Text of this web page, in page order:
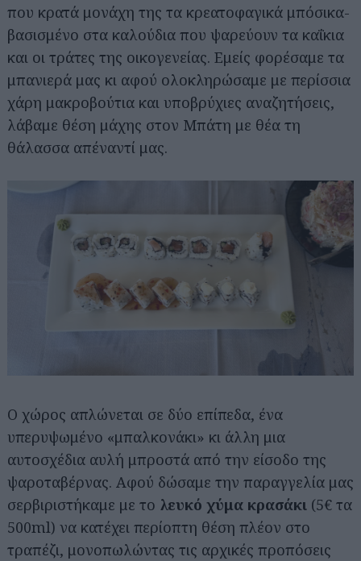
που κρατά μονάχη της τα κρεατοφαγικά μπόσικα-
βασισμένο στα καλούδια που ψαρεύουν τα καΐκια
και οι τράτες της οικογενείας. Εμείς φορέσαμε τα
μπανιερά μας κι αφού ολοκληρώσαμε με περίσσια
χάρη μακροβούτια και υποβρύχιες αναζητήσεις,
λάβαμε θέση μάχης στον Μπάτη με θέα τη
θάλασσα απέναντί μας.
Ο χώρος απλώνεται σε δύο επίπεδα, ένα
υπερυψωμένο «μπαλκονάκι» κι άλλη μια
αυτοσχέδια αυλή μπροστά από την είσοδο της
ψαροταβέρνας. Αφού δώσαμε την παραγγελία μας
σερβιριστήκαμε με το λευκό χύμα κρασάκι (5€ τα
500ml) να κατέχει περίοπτη θέση πλέον στο
τραπέζι, μονοπωλώντας τις αρχικές προπόσεις